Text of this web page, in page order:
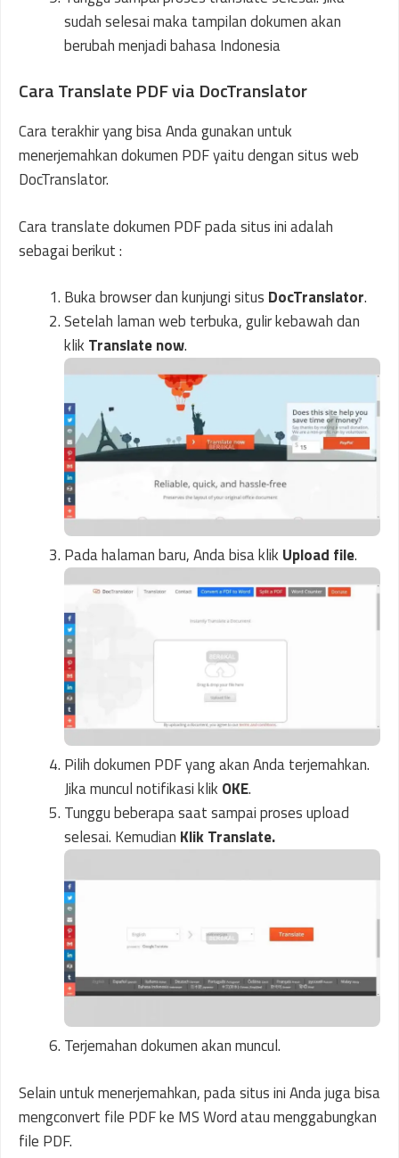
sudah selesai maka tampilan dokumen akan
berubah menjadi bahasa Indonesia
Cara Translate PDF via DocTranslator
Cara terakhir yang bisa Anda gunakan untuk
menerjemahkan dokumen PDF yaitu dengan situs web
DocTranslator.
Cara translate dokumen PDF pada situs ini adalah
sebagai berikut :
Buka browser dan kunjungi situs DocTranslator.
Setelah laman web terbuka, gulir kebawah dan
klik Translate now.
Pada halaman baru, Anda bisa klik Upload file.
Pilih dokumen PDF yang akan Anda terjemahkan.
Jika muncul notifikasi klik OKE.
Tunggu beberapa saat sampai proses upload
selesai. Kemudian Klik Translate.
Terjemahan dokumen akan muncul.
Selain untuk menerjemahkan, pada situs ini Anda juga bisa
mengconvert file PDF ke MS Word atau menggabungkan
file PDF.